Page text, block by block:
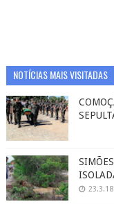
NOTÍCIAS MAIS VISITADAS
23.3.18